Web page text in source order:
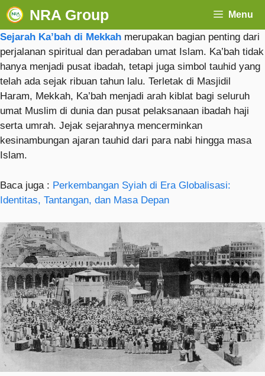
NRA Group Menu
Sejarah Ka’bah di Mekkah merupakan bagian penting dari
perjalanan spiritual dan peradaban umat Islam. Ka’bah tidak
hanya menjadi pusat ibadah, tetapi juga simbol tauhid yang
telah ada sejak ribuan tahun lalu. Terletak di Masjidil
Haram, Mekkah, Ka’bah menjadi arah kiblat bagi seluruh
umat Muslim di dunia dan pusat pelaksanaan ibadah haji
serta umrah. Jejak sejarahnya mencerminkan
kesinambungan ajaran tauhid dari para nabi hingga masa
Islam.
Baca juga : Perkembangan Syiah di Era Globalisasi:
Identitas, Tantangan, dan Masa Depan